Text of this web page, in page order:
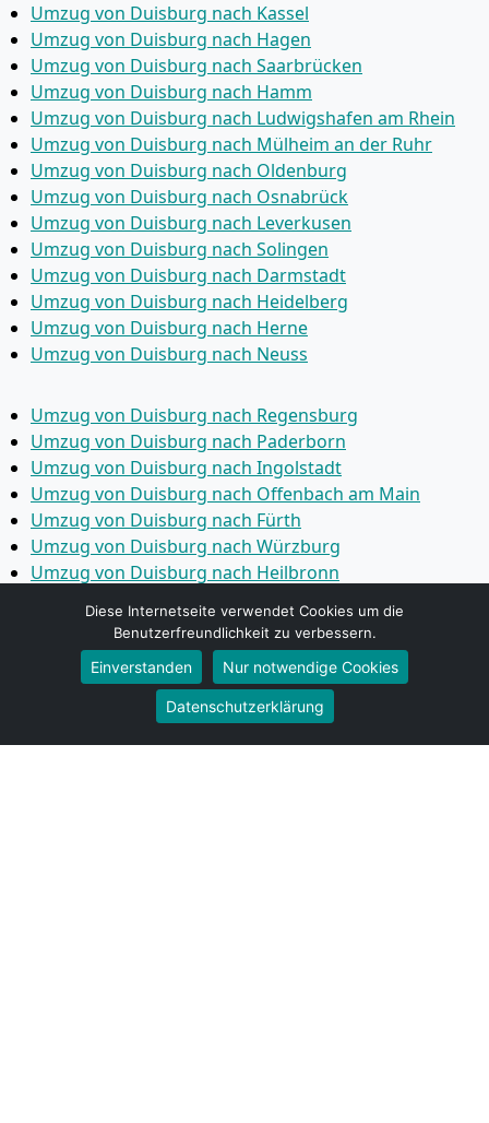
Umzug von Duisburg nach Kassel
Umzug von Duisburg nach Hagen
Umzug von Duisburg nach Saarbrücken
Umzug von Duisburg nach Hamm
Umzug von Duisburg nach Ludwigshafen am Rhein
Umzug von Duisburg nach Mülheim an der Ruhr
Umzug von Duisburg nach Oldenburg
Umzug von Duisburg nach Osnabrück
Umzug von Duisburg nach Leverkusen
Umzug von Duisburg nach Solingen
Umzug von Duisburg nach Darmstadt
Umzug von Duisburg nach Heidelberg
Umzug von Duisburg nach Herne
Umzug von Duisburg nach Neuss
Umzug von Duisburg nach Regensburg
Umzug von Duisburg nach Paderborn
Umzug von Duisburg nach Ingolstadt
Umzug von Duisburg nach Offenbach am Main
Umzug von Duisburg nach Fürth
Umzug von Duisburg nach Würzburg
Umzug von Duisburg nach Heilbronn
Umzug von Duisburg nach Pforzheim
Umzug von Duisburg nach Wolfsburg
Umzug von Duisburg nach Bottrop
Umzug von Duisburg nach Göttingen
Umzug von Duisburg nach Reutlingen
Diese Internetseite verwendet Cookies um die
Benutzerfreundlichkeit zu verbessern.
Einverstanden Nur notwendige Cookies
Datenschutzerklärung